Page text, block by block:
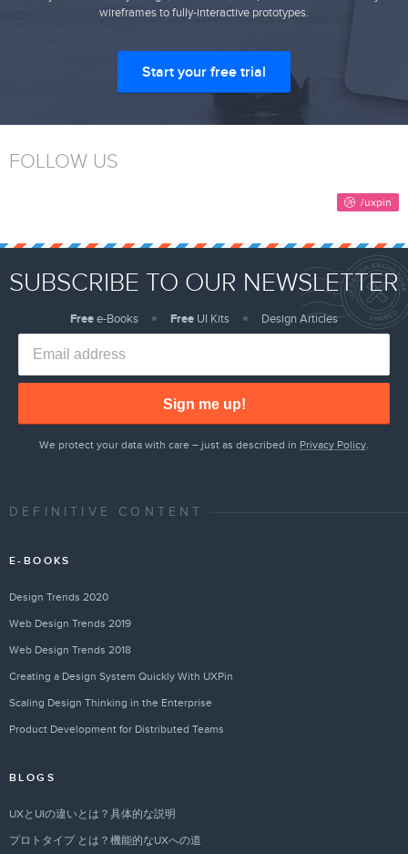
wireframes to fully-interactive prototypes.
Start your free trial
FOLLOW US
SUBSCRIBE TO OUR NEWSLETTER
Freee-Books Free UI Kits Design Articles
Sign me up!
We protect your data with care – just as described in Privacy Policy.
DEFINITIVE CONTENT
E-BOOKS
Design Trends 2020
Web Design Trends 2019
Web Design Trends 2018
Creating a Design System Quickly With UXPin
Scaling Design Thinking in the Enterprise
Product Development for Distributed Teams
BLOGS
UXとUIの違いとは？具体的な説明
プロトタイプ とは？機能的なUXへの道